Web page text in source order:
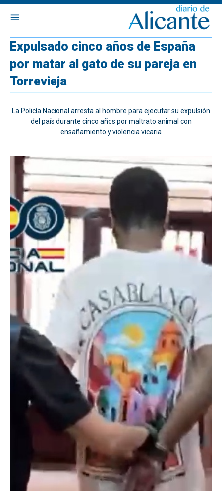
Expulsado cinco años de España
por matar al gato de su pareja en
Torrevieja
La Policía Nacional arresta al hombre para ejecutar su expulsión
del país durante cinco años por maltrato animal con
ensañamiento y violencia vicaria